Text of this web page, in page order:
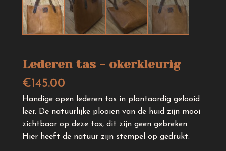
Lederen tas - okerkleurig
€145.00
Handige open lederen tas in plantaardig gelooid
leer. De natuurlijke plooien van de huid zijn mooi
zichtbaar op deze tas, dit zijn geen gebreken.
Hier heeft de natuur zijn stempel op gedrukt.